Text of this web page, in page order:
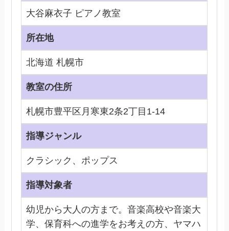
大谷麻衣子 ピアノ教室
所在地
北海道 札幌市
教室の住所
札幌市豊平区月寒東2条2丁目1-14
指導ジャンル
クラシック、ポップス
指導対象者
幼児から大人の方まで。音楽高校や音楽大
学、保育科への進学をお考えの方、ヤマハ